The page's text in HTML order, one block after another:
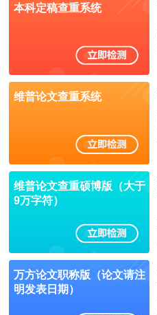
本科定稿查重系统
维普论文查重系统
维普论文查重硕博版（大于
9万字符）
万方论文职称版（论文请注
明发表日期）